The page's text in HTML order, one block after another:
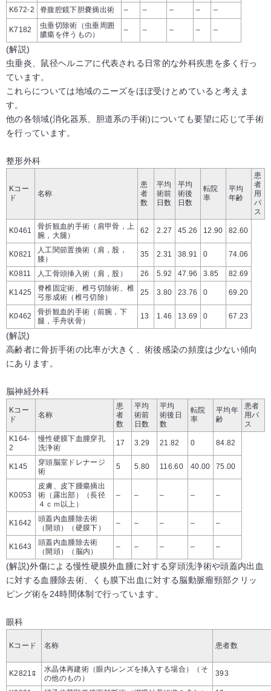
K672-2 脊腹腔鏡下胆嚢摘出術 – – – – –
K7182
虫垂切除術（虫垂周囲
膿瘍を伴うもの）
– – – – –
(解説)
虫垂炎、鼠径ヘルニアに代表される日常的な外科疾患を多く行っ
ています。
これらについては地域のニーズをほぼ受けとめていると考えま
す。
他の各領域(消化器系、胆道系の手術)についても要望に応じて手術
を行っています。
整形外科
Kコー
ド
名称
患
者
数
平均
術前
日数
平均
術後
日数
転院
率
平均
年齢
患
者
用
パ
ス
K0461
骨折観血的手術（肩甲骨，上
腕，大腿）
62 2.27 45.26 12.90 82.60
K0821
人工関節置換術（肩，股，
膝）
35 2.31 38.91 0 74.06
K0811 人工骨頭挿入術（肩，股） 26 5.92 47.96 3.85 82.69
K1425
脊椎固定術、椎弓切除術、椎
弓形成術（椎弓切除）
25 3.80 23.76 0 69.20
K0462
骨折観血的手術（前腕，下
腿，手舟状骨）
13 1.46 13.69 0 67.23
(解説)
高齢者に骨折手術の比率が大きく、術後感染の頻度は少ない傾向
にあります。
脳神経外科
Kコー
ド
名称
患
者
数
平均
術前
日数
平均
術後日
数
転院
率
平均年
齢
患者
用パ
ス
K164-
2
慢性硬膜下血腫穿孔
洗浄術
17 3.29 21.82 0 84.82
K145
穿頭脳室ドレナージ
術
5 5.80 116.60 40.00 75.00
K0053
皮膚、皮下腫瘍摘出
術（露出部）（長径
４ｃｍ以上）
– – – – –
K1642
頭蓋内血腫除去術
（開頭）（硬膜下）
– – – – –
K1643
頭蓋内血腫除去術
（開頭）（脳内）
– – – – –
(解説)外傷による慢性硬膜外血腫に対する穿頭洗浄術や頭蓋内出血
に対する血腫除去術、くも膜下出血に対する脳動脈瘤頸部クリッ
ピング術を24時間体制で行っています。
眼科
Kコード 名称 患者数
K2821ﾛ
水晶体再建術（眼内レンズを挿入する場合）（そ
の他のもの）
393